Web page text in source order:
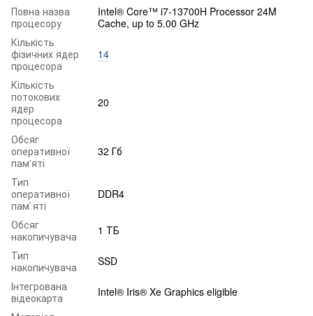
Повна назва
процесору
Intel® Core™ i7-13700H Processor 24M
Cache, up to 5.00 GHz
Кількість
фізичних ядер
процесора
14
Кількість
потокових
ядер
процесора
20
Обсяг
оперативної
пам'яті
32 Гб
Тип
оперативної
пам`яті
DDR4
Обсяг
накопичувача
1 ТБ
Тип
накопичувача
SSD
Інтегрована
відеокарта
Intel® Iris® Xe Graphics eligible